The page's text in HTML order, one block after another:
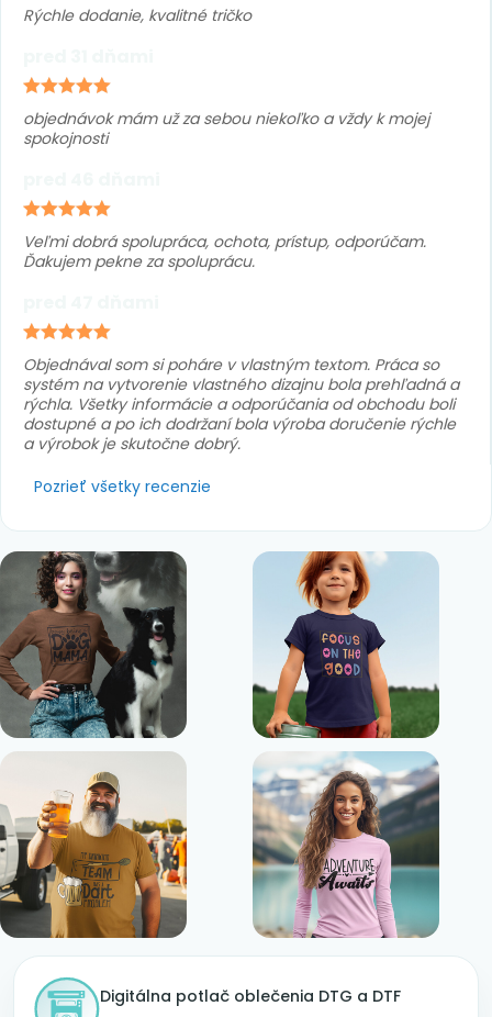
Rýchle dodanie, kvalitné tričko
objednávok mám už za sebou niekoľko a vždy k mojej
spokojnosti
Veľmi dobrá spolupráca, ochota, prístup, odporúčam.
Ďakujem pekne za spoluprácu.
Objednával som si poháre v vlastným textom. Práca so
systém na vytvorenie vlastného dizajnu bola prehľadná a
rýchla. Všetky informácie a odporúčania od obchodu boli
dostupné a po ich dodržaní bola výroba doručenie rýchle
a výrobok je skutočne dobrý.
Pozrieť všetky recenzie
Digitálna potlač oblečenia DTG a DTF